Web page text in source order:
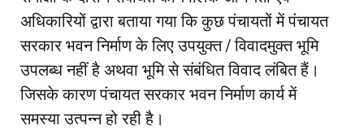
अधिकारियों द्वारा बताया गया कि कुछ पंचायतों में पंचायत
सरकार भवन निर्माण के लिए उपयुक्त / विवादमुक्त भूमि
उपलब्ध नहीं है अथवा भूमि से संबंधित विवाद लंबित हैं।
जिसके कारण पंचायत सरकार भवन निर्माण कार्य में
समस्या उत्पन्न हो रही है।